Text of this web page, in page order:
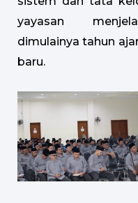
yayasan
dimulainya tahun
baru.